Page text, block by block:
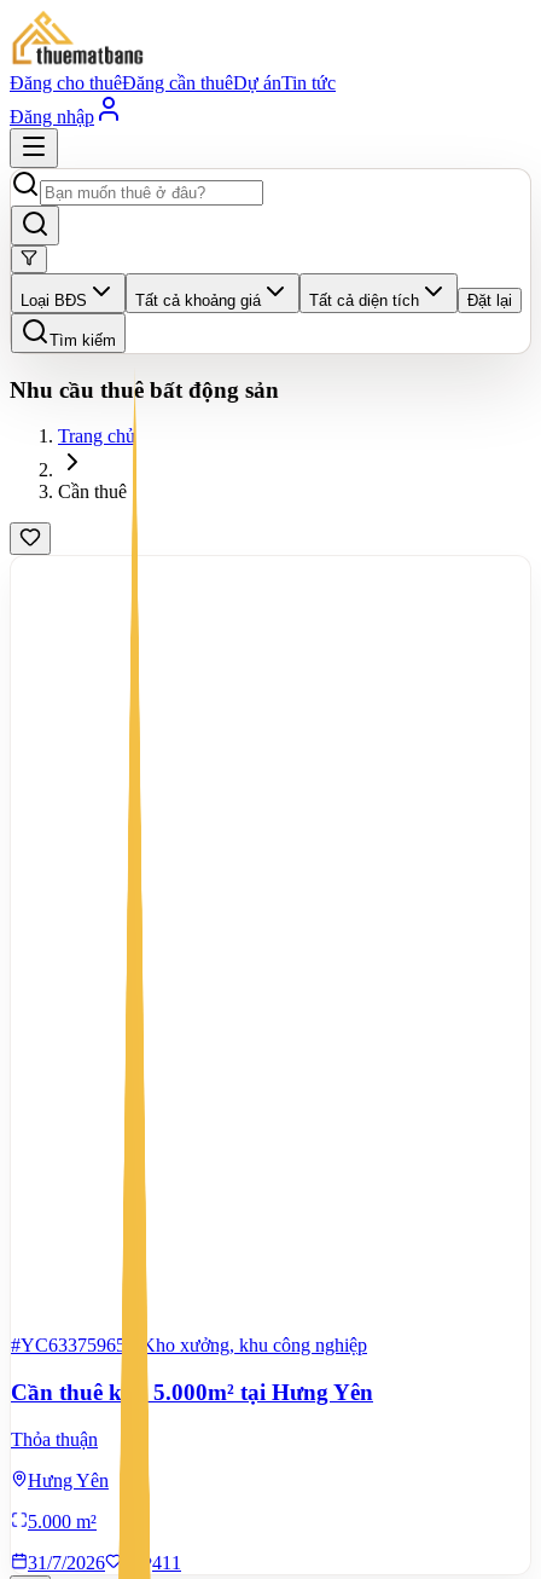
Đăng cho thuêĐăng cần thuêDự ánTin tức
Đăng nhập
Loại BĐS Tất cả khoảng giá Tất cả diện tích Đặt lại
Tìm kiếm
Nhu cầu thuê bất động sản
Trang chủ
Cần thuê
#YC63375965 Kho xưởng, khu công nghiệp
Cần thuê kho 5.000m² tại Hưng Yên
Thỏa thuận
Hưng Yên
5.000 m²
31/7/2026
411